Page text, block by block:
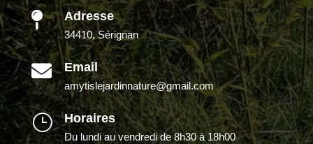
 Adresse
34410, Sérignan
 Email
amytislejardinnature@gmail.com
} Horaires
Du lundi au vendredi de 8h30 à 18h00